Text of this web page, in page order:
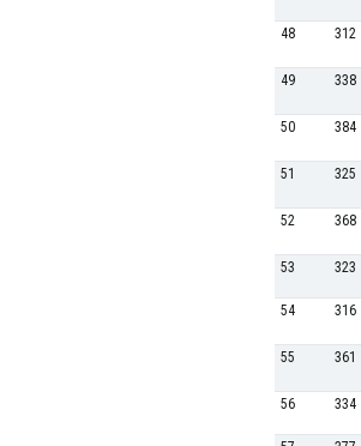
48 312
49 338
50 384
51 325
52 368
53 323
54 316
55 361
56 334